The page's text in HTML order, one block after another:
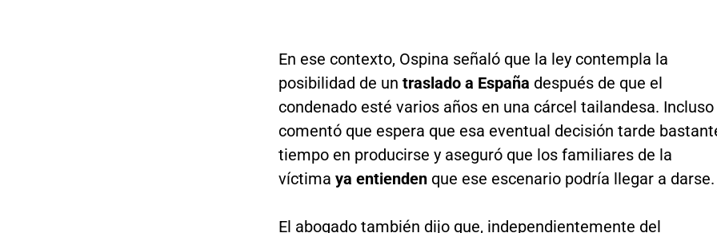
En ese contexto, Ospina señaló que la ley contempla la
posibilidad de un traslado a España después de que el
condenado esté varios años en una cárcel tailandesa. Incluso
comentó que espera que esa eventual decisión tarde
tiempo en producirse y aseguró que los familiares de la
víctima ya entiendenque ese escenario podría llegar a darse.
El abogado también dijo que, independientemente del